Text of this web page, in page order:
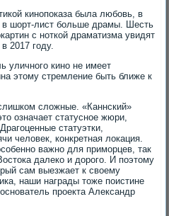
кинопоказа была любовь, в
в шорт-лист больше драмы. Шесть
с ноткой драматизма увидят
2017 году.
уличного кино не имеет
этому стремление быть ближе к
сложные. «Каннский»
означает статусное жюри,
статуэтки,
человек, конкретная локация.
важно для приморцев, так
далеко и дорого. И поэтому
сам выезжает к своему
наши награды тоже поистине
проекта Александр